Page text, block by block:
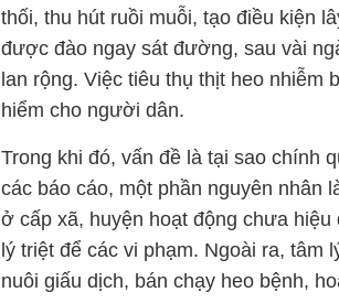
thối, thu hút ruồi muỗi, tạo điều kiện
được đào ngay sát đường, sau vài
lan rộng. Việc tiêu thụ thịt heo nhiễm
hiểm cho người dân.
Trong khi đó, vấn đề là tại sao chính
các báo cáo, một phần nguyên nhân
ở cấp xã, huyện hoạt động chưa
lý triệt để các vi phạm. Ngoài ra,
nuôi giấu dịch, bán chạy heo bệnh,